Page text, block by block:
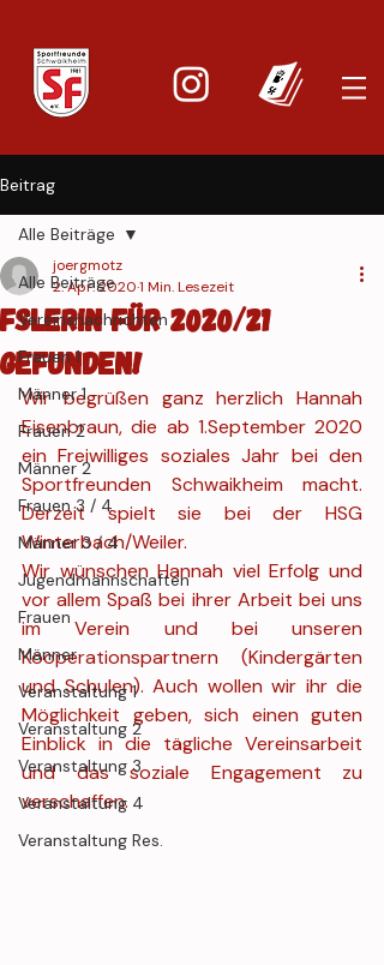
Beitrag
Alle Beiträge
Vereinsnachrichten
Frauen 1
Männer 1
Frauen 2
Männer 2
Frauen 3 / 4
Männer 3 / 4
Jugendmannschaften
Frauen
Männer
Veranstaltung 1
Veranstaltung 2
Veranstaltung 3
Veranstaltung 4
Veranstaltung Res.
Alle Beiträge
FSLerin für 2020/21
gefunden!
joergmotz
2. Apr. 20201 Min. Lesezeit
Wir begrüßen ganz herzlich Hannah
Eisenbraun, die ab 1.September 2020
ein Freiwilliges soziales Jahr bei den
Sportfreunden Schwaikheim macht.
Derzeit spielt sie bei der HSG
Winterbach/Weiler.
Wir wünschen Hannah viel Erfolg und
vor allem Spaß bei ihrer Arbeit bei uns
im Verein und bei unseren
Kooperationspartnern (Kindergärten
und Schulen). Auch wollen wir ihr die
Möglichkeit geben, sich einen guten
Einblick in die tägliche Vereinsarbeit
und das soziale Engagement zu
verschaffen.